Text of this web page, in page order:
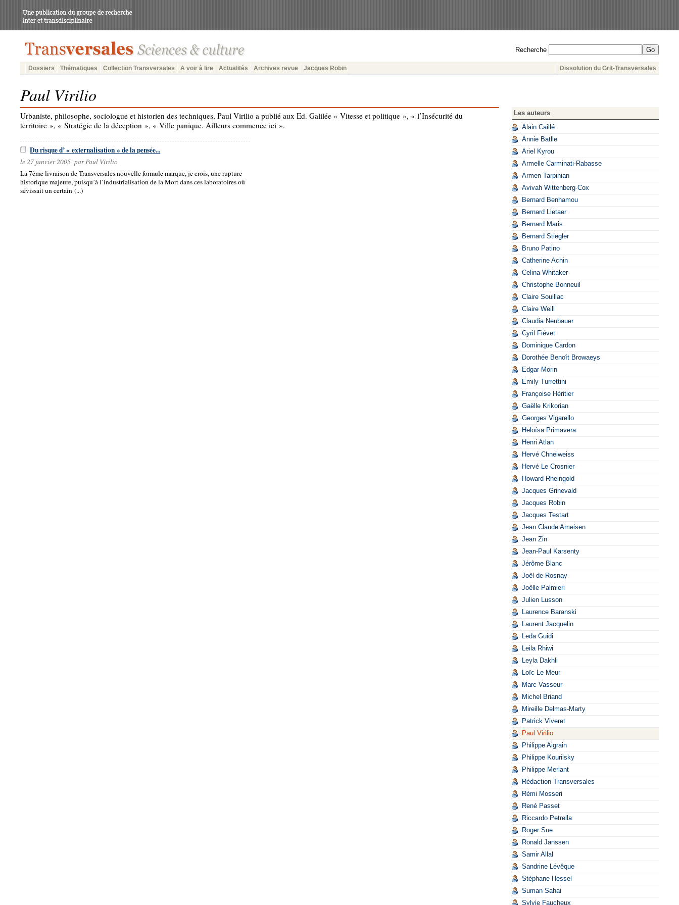
Recherche
Dissolution du Grit-Transversales
Dossiers Thématiques Collection Transversales A voir à lire Actualités Archives revue Jacques Robin
Paul Virilio
Urbaniste, philosophe, sociologue et historien des techniques, Paul Virilio a publié aux Ed. Galilée « Vitesse et politique », « l’Insécurité du
territoire », « Stratégie de la déception », « Ville panique. Ailleurs commence ici ».
Du risque d’ « externalisation » de la pensée...
le 27 janvier 2005 par Paul Virilio
La 7ème livraison de Transversales nouvelle formule marque, je crois, une rupture
historique majeure, puisqu’à l’industrialisation de la Mort dans ces laboratoires où
sévissait un certain (...)
Les auteurs
Alain Caillé
Annie Batlle
Ariel Kyrou
Armelle Carminati-Rabasse
Armen Tarpinian
Avivah Wittenberg-Cox
Bernard Benhamou
Bernard Lietaer
Bernard Maris
Bernard Stiegler
Bruno Patino
Catherine Achin
Celina Whitaker
Christophe Bonneuil
Claire Souillac
Claire Weill
Claudia Neubauer
Cyril Fiévet
Dominique Cardon
Dorothée Benoît Browaeys
Edgar Morin
Emily Turrettini
Françoise Héritier
Gaëlle Krikorian
Georges Vigarello
Heloísa Primavera
Henri Atlan
Hervé Chneiweiss
Hervé Le Crosnier
Howard Rheingold
Jacques Grinevald
Jacques Robin
Jacques Testart
Jean Claude Ameisen
Jean Zin
Jean-Paul Karsenty
Jérôme Blanc
Joël de Rosnay
Joëlle Palmieri
Julien Lusson
Laurence Baranski
Laurent Jacquelin
Leda Guidi
Leila Rhiwi
Leyla Dakhli
Loïc Le Meur
Marc Vasseur
Michel Briand
Mireille Delmas-Marty
Patrick Viveret
Paul Virilio
Philippe Aigrain
Philippe Kourilsky
Philippe Merlant
Rédaction Transversales
Rémi Mosseri
René Passet
Riccardo Petrella
Roger Sue
Ronald Janssen
Samir Allal
Sandrine Lévêque
Stéphane Hessel
Suman Sahai
Sylvie Faucheux